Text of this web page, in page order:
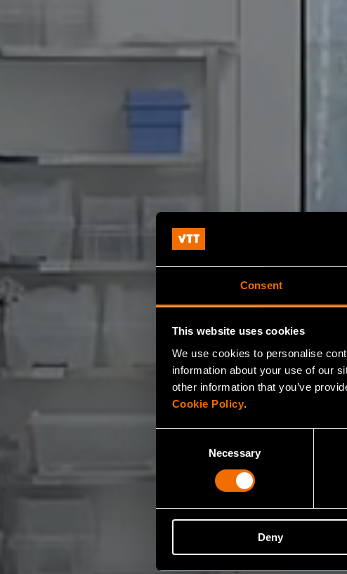
Consent
This website uses cookies
We use cookies to personalise
information about your use of our
other information that you’ve
Cookie Policy.
Necessary
Deny